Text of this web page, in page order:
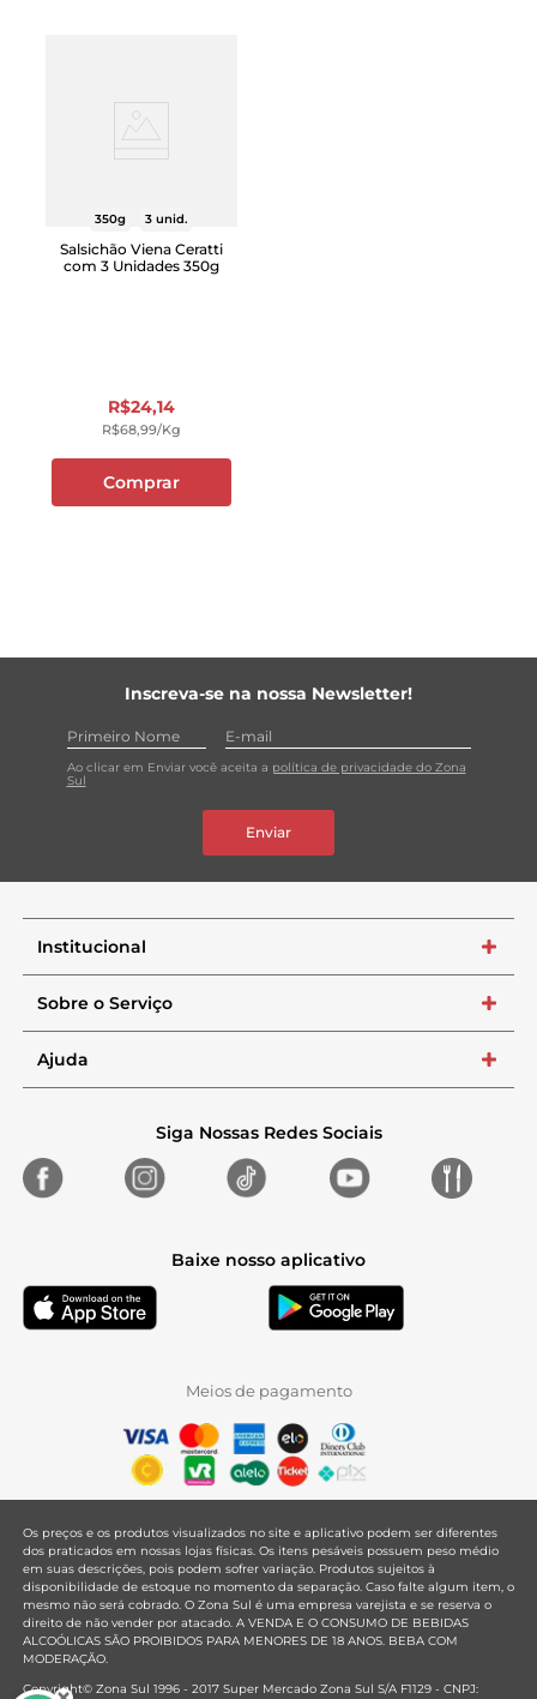
350g 3 unid.
Salsichão Viena Ceratti
com 3 Unidades 350g
R$24,14
R$68,99/kg
Comprar
Inscreva-se na nossa Newsletter!
Ao clicar em Enviar você aceita a política de privacidade do Zona
Sul
Enviar
Institucional +
Sobre o Serviço +
Ajuda +
Siga Nossas Redes Sociais
Baixe nosso aplicativo
Meios de pagamento
Os preços e os produtos visualizados no site e aplicativo podem ser diferentes
dos praticados em nossas lojas físicas. Os itens pesáveis possuem peso médio
em suas descrições, pois podem sofrer variação. Produtos sujeitos à
disponibilidade de estoque no momento da separação. Caso falte algum item, o
mesmo não será cobrado. O Zona Sul é uma empresa varejista e se reserva o
direito de não vender por atacado. A VENDA E O CONSUMO DE BEBIDAS
ALCOÓLICAS SÃO PROIBIDOS PARA MENORES DE 18 ANOS. BEBA COM
MODERAÇÃO.
Copyright© Zona Sul 1996 - 2017 Super Mercado Zona Sul S/A F1129 - CNPJ: